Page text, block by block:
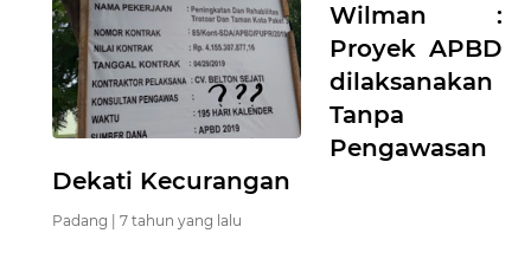
Wilman :
Proyek APBD
dilaksanakan
Tanpa
Pengawasan
Dekati Kecurangan
Padang | 7 tahun yang lalu